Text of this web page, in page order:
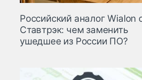
Российский аналог Wialon
Ставтрэк: чем заменить
ушедшее из России ПО?